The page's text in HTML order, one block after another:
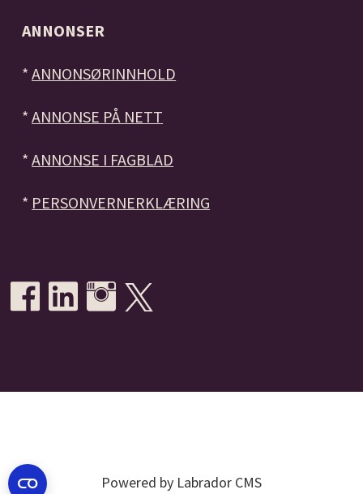
ANNONSER
*ANNONSØRINNHOLD
*ANNONSE PÅ NETT
*ANNONSE I FAGBLAD
* PERSONVERNERKLÆRING
Powered by Labrador CMS